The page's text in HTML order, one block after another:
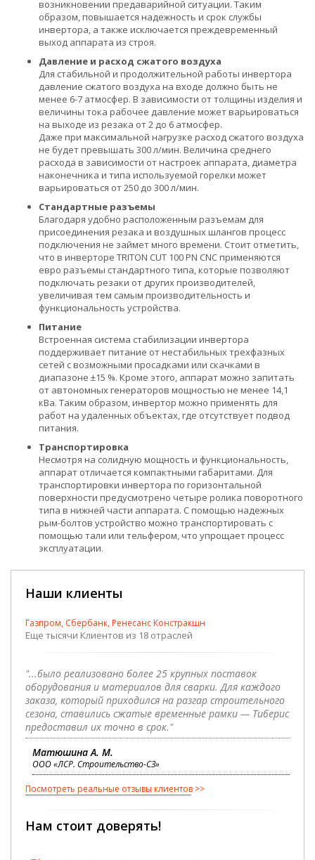
возникновении предаварийной ситуации. Таким
образом, повышается надежность и срок службы
инвертора, а также исключается преждевременный
выход аппарата из строя.
Давление и расход сжатого воздуха
Для стабильной и продолжительной работы инвертора
давление сжатого воздуха на входе должно быть не
менее 6-7 атмосфер. В зависимости от толщины изделия и
величины тока рабочее давление может варьироваться
на выходе из резака от 2 до 6 атмосфер.
Даже при максимальной нагрузке расход сжатого воздуха
не будет превышать 300 л/мин. Величина среднего
расхода в зависимости от настроек аппарата, диаметра
наконечника и типа используемой горелки может
варьироваться от 250 до 300 л/мин.
Стандартные разъемы
Благодаря удобно расположенным разъемам для
присоединения резака и воздушных шлангов процесс
подключения не займет много времени. Стоит отметить,
что в инверторе TRITON CUT 100 PN CNC применяются
евро разъемы стандартного типа, которые позволяют
подключать резаки от других производителей,
увеличивая тем самым производительность и
функциональность устройства.
Питание
Встроенная система стабилизации инвертора
поддерживает питание от нестабильных трехфазных
сетей с возможными просадками или скачками в
диапазоне ±15 %. Кроме этого, аппарат можно запитать
от автономных генераторов мощностью не менее 14,1
кВа. Таким образом, инвертор можно применять для
работ на удаленных объектах, где отсутствует подвод
питания.
Транспортировка
Несмотря на солидную мощность и функциональность,
аппарат отличается компактными габаритами. Для
транспортировки инвертора по горизонтальной
поверхности предусмотрено четыре ролика поворотного
типа в нижней части аппарата. С помощью надежных
рым-болтов устройство можно транспортировать с
помощью тали или тельфером, что упрощает процесс
эксплуатации.
Наши клиенты
Газпром, Сбербанк, Ренесанс Констракшн
Еще тысячи Клиентов из 18 отраслей
"...было реализовано более 25 крупных поставок
оборудования и материалов для сварки. Для каждого
заказа, который приходился на разгар строительного
сезона, ставились сжатые временные рамки — Тиберис
предоставил их точно в срок."
Матюшина А. М.
ООО «ЛСР. Строительство-СЗ»
Посмотреть реальные отзывы клиентов
Нам стоит доверять!